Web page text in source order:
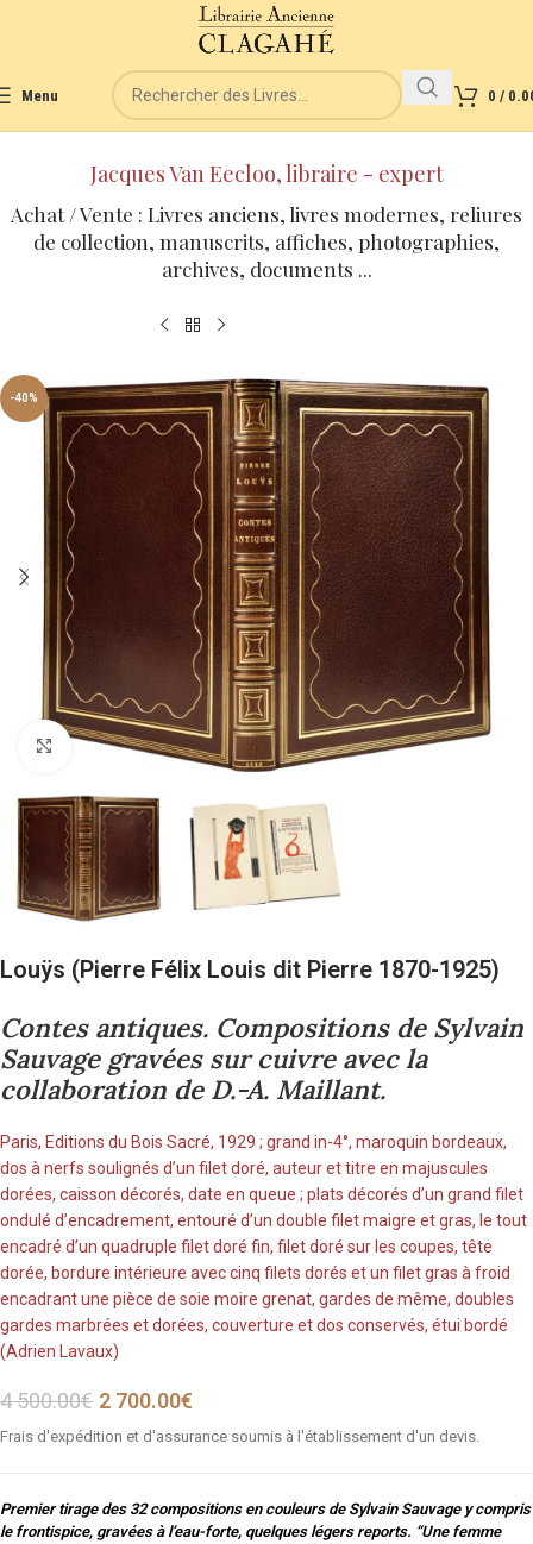
Menu 0 /
Jacques Van Eecloo, libraire - expert
Achat / Vente : Livres anciens, livres modernes, reliures
de collection, manuscrits, affiches, photographies,
archives, documents ...
-40%
Cliquez pour agrandir
Louÿs (Pierre Félix Louis dit Pierre 1870-1925)
Contes antiques. Compositions de Sylvain
Sauvage gravées sur cuivre avec la
collaboration de D.-A. Maillant.
Paris, Editions du Bois Sacré, 1929 ; grand in-4°, maroquin bordeaux,
dos à nerfs soulignés d’un filet doré, auteur et titre en majuscules
dorées, caisson décorés, date en queue ; plats décorés d’un grand filet
ondulé d’encadrement, entouré d’un double filet maigre et gras, le tout
encadré d’un quadruple filet doré fin, filet doré sur les coupes, tête
dorée, bordure intérieure avec cinq filets dorés et un filet gras à froid
encadrant une pièce de soie moire grenat, gardes de même, doubles
gardes marbrées et dorées, couverture et dos conservés, étui bordé
(Adrien Lavaux)
4 500.00€ 2 700.00€
Frais d'expédition et d'assurance soumis à l'établissement d'un devis.
Premier tirage des 32 compositions en couleurs de Sylvain Sauvage y compris
le frontispice, gravées à l’eau-forte, quelques légers reports. “Une femme